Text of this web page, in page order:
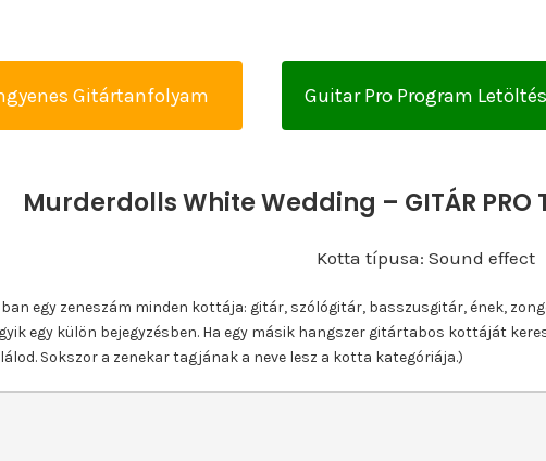
Gitártanfolyam Guitar Pro Program Letöltés
Murderdolls White Wedding – GITÁR PRO
Kotta típusa: Sound effect
egy zeneszám minden kottája: gitár, szólógitár, basszusgitár, ének,
egy külön bejegyzésben. Ha egy másik hangszer gitártabos kottáját
Sokszor a zenekar tagjának a neve lesz a kotta kategóriája.)